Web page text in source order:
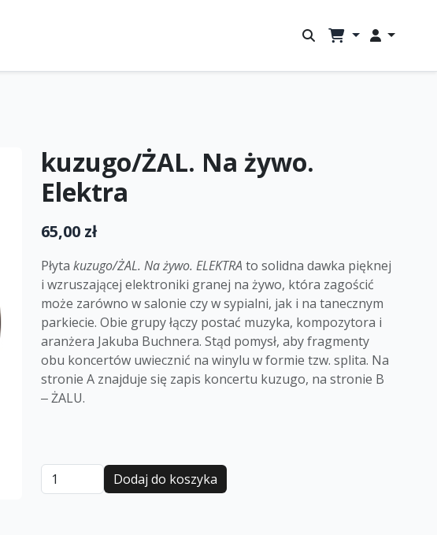
kuzugo/ŻAL. Na żywo.
Elektra
65,00 zł
Płyta kuzugo/ŻAL. Na żywo. ELEKTRA to solidna dawka pięknej
i wzruszającej elektroniki granej na żywo, która zagościć
może zarówno w salonie czy w sypialni, jak i na tanecznym
parkiecie. Obie grupy łączy postać muzyka, kompozytora i
aranżera Jakuba Buchnera. Stąd pomysł, aby fragmenty
obu koncertów uwiecznić na winylu w formie tzw. splita. Na
stronie A znajduje się zapis koncertu kuzugo, na stronie B
‒ ŻALU.
Dodaj do koszyka